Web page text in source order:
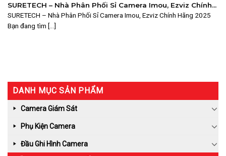
SURETECH – Nhà Phân Phối Sỉ Camera Imou, Ezviz Chính
Hãng 2025
SURETECH – Nhà Phân Phối Sỉ Camera Imou, Ezviz Chính Hãng 2025
Bạn đang tìm [...]
DANH MỤC SẢN PHẨM
Camera Giám Sát
Phụ Kiện Camera
Đầu Ghi Hình Camera